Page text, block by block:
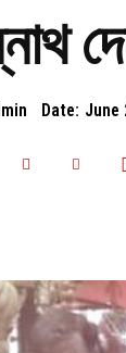
Date: June